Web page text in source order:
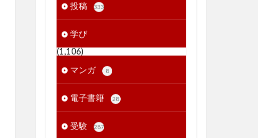
投稿
333
学び
(1,106)
マンガ
8
電子書籍 28
受験 287